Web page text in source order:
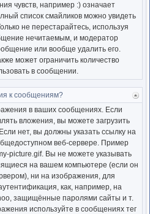
чувств, например :) означает
список смайликов можно увидеть
не перестарайтесь, используя
нечитаемым, и модератор
или вообще удалить его.
может ограничить количество
в сообщении.
к сообщениям?
в ваших сообщениях. Если
вложения, вы можете загрузить
нет, вы должны указать ссылку на
веб-сервере. Пример
picture.gif. Вы не можете указывать
на вашем компьютере (если он
ни на изображения, для
как, например, на
защищённые паролями сайты и т.
используйте в сообщениях тег